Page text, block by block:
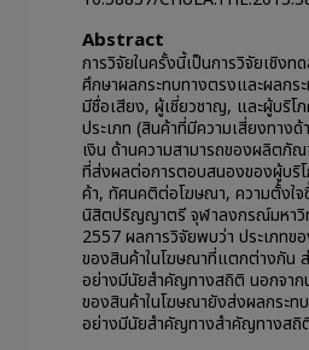
Abstract
การวิจัยในครั้งนี้เป็นการวิจัยเชิง
ศึกษาผลกระทบทางตรงและผลกร
มีชื่อเสียง, ผู้เชี่ยวชาญ, และผู้บริโ
ประเภท (สินค้าที่มีความเสี่ยงทาง
เงิน ด้านความสามารถของผลิตภั
ที่ส่งผลต่อการตอบสนองของผู้บริ
ค้า, ทัศนคติต่อโฆษณา, ความตั้งใ
นิสิตปริญญาตรี จุฬาลงกรณ์มหาวิ
2557 ผลการวิจัยพบว่า ประเภทข
ของสินค้าในโฆษณาที่แตกต่างกัน
อย่างมีนัยสำคัญทางสถิติ นอกจาก
ของสินค้าในโฆษณายังส่งผลกระ
อย่างมีนัยสำคัญทางสำคัญทางสถิ